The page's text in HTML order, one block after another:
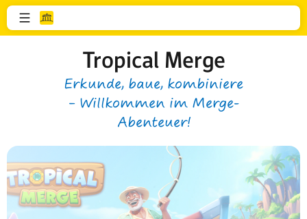
Tropical Merge
Erkunde, baue, kombiniere
– Willkommen im Merge-
Abenteuer!